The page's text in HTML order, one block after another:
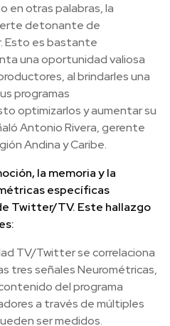
en otras palabras, la
detonante de
Esto es bastante
una oportunidad valiosa
al brindarles una
programas
optimizarlos y aumentar su
Antonio Rivera, gerente
Andina y Caribe.
la memoria y la
específicas
Twitter/TV. Este hallazgo
TV/Twitter se correlaciona
tres señales Neurométricas,
del programa
a través de múltiples
ser medidos.